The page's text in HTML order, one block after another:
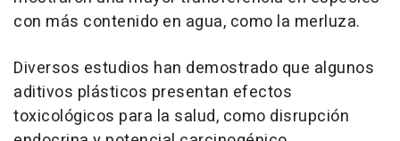
con más contenido en agua, como la merluza.
Diversos estudios han demostrado que algunos
aditivos plásticos presentan efectos
toxicológicos para la salud, como disrupción